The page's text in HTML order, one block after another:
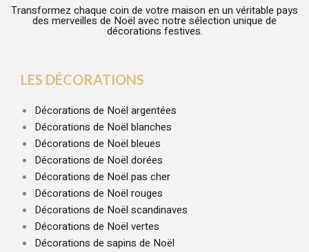
Transformez chaque coin de votre maison en un véritable pays
des merveilles de Noël avec notre sélection unique de
décorations festives.
LES DÉCORATIONS
Décorations de Noël argentées
Décorations de Noël blanches
Décorations de Noël bleues
Décorations de Noël dorées
Décorations de Noël pas cher
Décorations de Noël rouges
Décorations de Noël scandinaves
Décorations de Noël vertes
Décorations de sapins de Noël